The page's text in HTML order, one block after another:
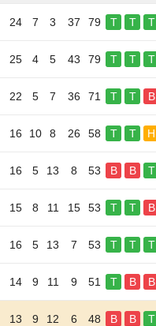
24 7 3 37 79 T T T
25 4 5 43 79 T T T
22 5 7 36 71 T T B
16 10 8 26 58 T T H
16 5 13 8 53 B B T
15 8 11 15 53 T T B
16 5 13 7 53 T T T
14 9 11 9 51 T B B
13 9 12 6 48 B B T